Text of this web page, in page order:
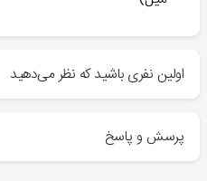
اولین نفری باشید که نظر می‌دهید
پرسش و پاسخ